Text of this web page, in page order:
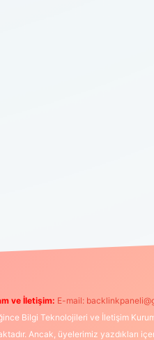
ve İletişim: E-mail:
Bilgi Teknolojileri ve İletişim
Ancak, üyelerimiz yazdıkları